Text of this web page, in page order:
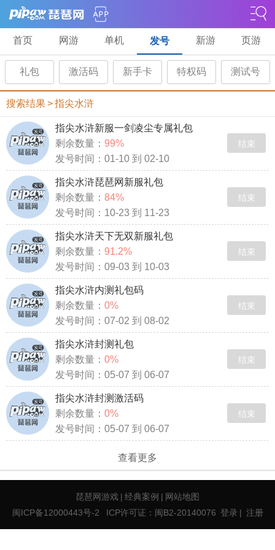
首页 网游 单机 发号 新游 页游
礼包 激活码 新手卡 特权码 测试号
搜索结果>指尖水浒
指尖水浒新服一剑凌尘专属礼包
剩余数量： 99%
发号时间：01-10 到 02-10
结束
指尖水浒琵琶网新服礼包
剩余数量： 84%
发号时间：10-23 到 11-23
结束
指尖水浒天下无双新服礼包
剩余数量： 91.2%
发号时间：09-03 到 10-03
结束
指尖水浒内测礼包码
剩余数量： 0%
发号时间：07-02 到 08-02
结束
指尖水浒封测礼包
剩余数量： 0%
发号时间：05-07 到 06-07
结束
指尖水浒封测激活码
剩余数量： 0%
发号时间：05-07 到 06-07
结束
查看更多
琵琶网游戏 | 经典案例 | 网站地图
闽ICP备12000443号-2
ICP许可证：闽B2-20140076 登录 | 注册